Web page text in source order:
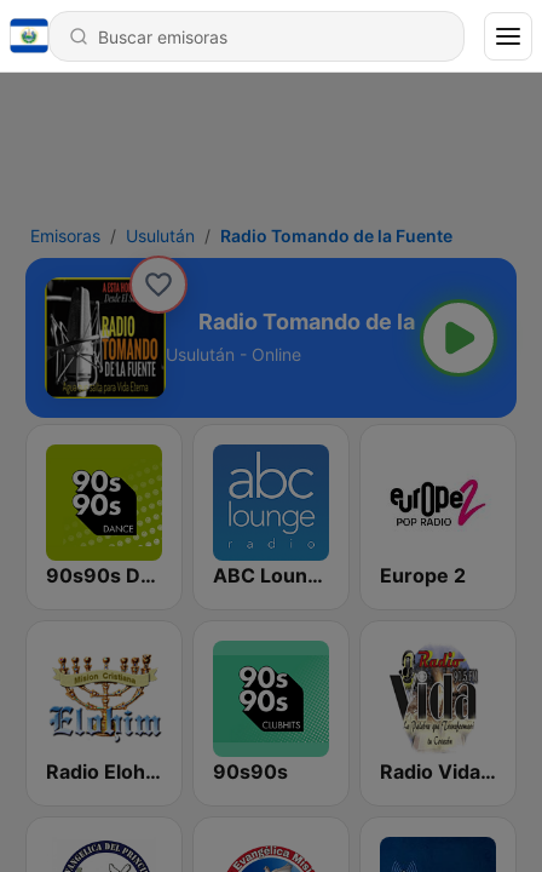
Emisoras Usulután Radio Tomando de la Fuente
la Fuente
Usulután - Online
90s90s Dance ABC Lounge Jazz Europe 2
Radio Elohim 90s90s Radio Vida 90.5 FM El Salvador